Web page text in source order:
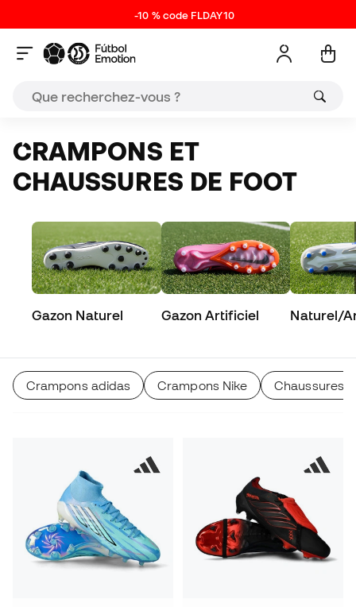
-10 % code FLDAY10
CRAMPONS ET
CHAUSSURES DE FOOT
Gazon Naturel Gazon Artificiel Naturel/
Crampons adidas Crampons Nike Chaussures